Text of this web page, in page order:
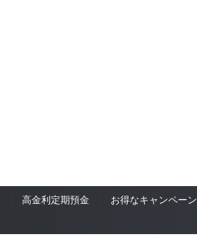
高金利定期預金
お得なキャンペーン